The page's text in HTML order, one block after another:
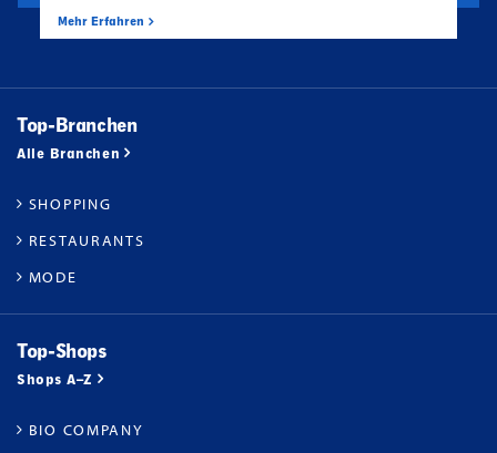
Mehr Erfahren
Top-Branchen
Alle Branchen
SHOPPING
RESTAURANTS
MODE
Top-Shops
Shops A–Z
BIO COMPANY